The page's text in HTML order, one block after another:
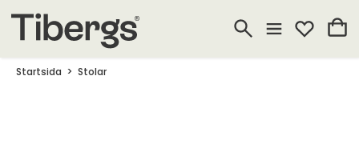
Startsida Stolar